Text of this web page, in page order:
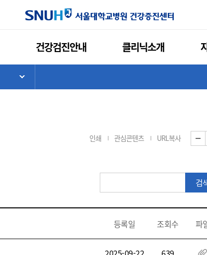
건강검진안내 클리닉소개
인쇄 관심콘텐츠 URL복사
시
검
등록일 조회수 파